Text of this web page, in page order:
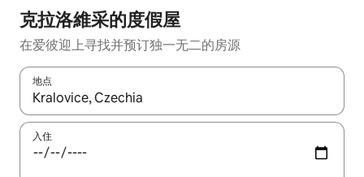
克拉洛維采的度假屋
在爱彼迎上寻找并预订独一无二的房源
地点
如有搜索结果，请使用上下方向键查看，或通过点击或滑动手势
入住